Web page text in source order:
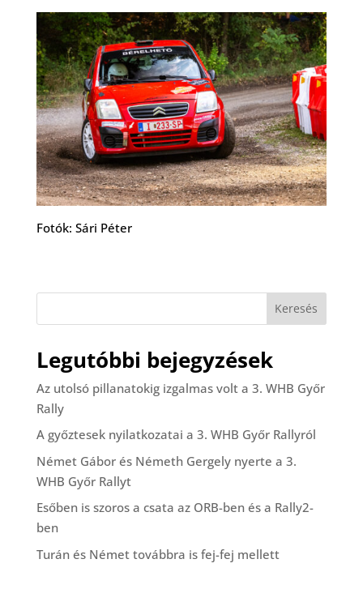
Fotók: Sári Péter
Keresés
Legutóbbi bejegyzések
Az utolsó pillanatokig izgalmas volt a 3. WHB Győr
Rally
A győztesek nyilatkozatai a 3. WHB Győr Rallyról
Német Gábor és Németh Gergely nyerte a 3.
WHB Győr Rallyt
Esőben is szoros a csata az ORB-ben és a Rally2-
ben
Turán és Német továbbra is fej-fej mellett